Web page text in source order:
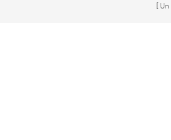
canali e può testare 256 celle